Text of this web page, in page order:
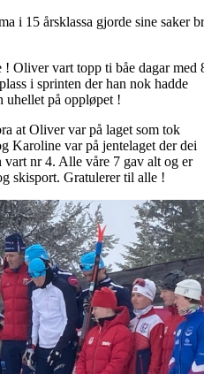
i 15 årsklassa gjorde sine saker
Oliver vart topp ti båe dagar med
i sprinten der han nok hadde
uhellet på oppløpet !
at Oliver var på laget som tok
Karoline var på jentelaget der dei
vart nr 4. Alle våre 7 gav alt og er
skisport. Gratulerer til alle !